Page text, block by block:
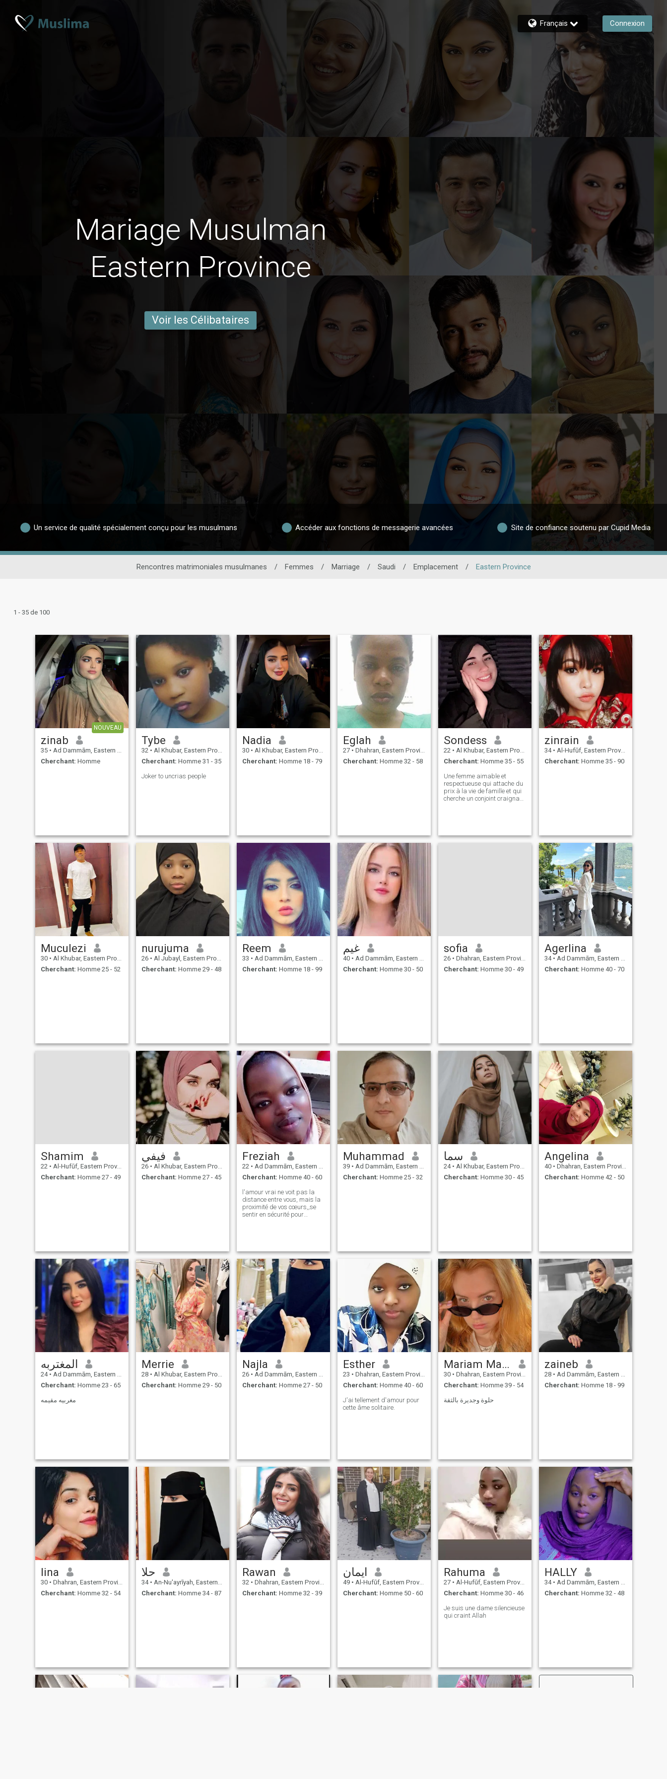
Français Connexion
Mariage Musulman
Eastern Province
Voir les Célibataires
Un service de qualité spécialement conçu pour les musulmans Accéder aux fonctions de messagerie avancées Site de confiance soutenu par Cupid Media
Rencontres matrimoniales musulmanes / Femmes / Marriage / Saudi / Emplacement / Eastern Province
1 - 35 de 100
NOUVEAU
zinab
35 • Ad Dammām, Eastern Province, Arabie Saoudite
Cherchant: Homme
Tybe
32 • Al Khubar, Eastern Province, Arabie Saoudite
Cherchant: Homme 31 - 35
Joker to uncrias people
Nadia
30 • Al Khubar, Eastern Province, Arabie Saoudite
Cherchant: Homme 18 - 79
Eglah
27 • Dhahran, Eastern Province, Arabie Saoudite
Cherchant: Homme 32 - 58
Sondess
22 • Al Khubar, Eastern Province, Arabie Saoudite
Cherchant: Homme 35 - 55
Une femme aimable et
respectueuse qui attache du
prix à la vie de famille et qui
cherche un conjoint craignant
Tunisienne de bonne humeur,
j'apprécie la vie conjugale
zinrain
34 • Al-Hufūf, Eastern Province, Arabie Saoudite
Cherchant: Homme 35 - 90
Muculezi
30 • Al Khubar, Eastern Province, Arabie Saoudite
Cherchant: Homme 25 - 52
nurujuma
26 • Al Jubayl, Eastern Province, Arabie Saoudite
Cherchant: Homme 29 - 48
Reem
33 • Ad Dammām, Eastern Province, Arabie Saoudite
Cherchant: Homme 18 - 99
غيم
40 • Ad Dammām, Eastern Province, Arabie Saoudite
Cherchant: Homme 30 - 50
sofia
26 • Dhahran, Eastern Province, Arabie Saoudite
Cherchant: Homme 30 - 49
Agerlina
34 • Ad Dammām, Eastern Province, Arabie Saoudite
Cherchant: Homme 40 - 70
Shamim
22 • Al-Hufūf, Eastern Province, Arabie Saoudite
Cherchant: Homme 27 - 49
فيفي
26 • Al Khubar, Eastern Province, Arabie Saoudite
Cherchant: Homme 27 - 45
Freziah
22 • Ad Dammām, Eastern Province, Arabie Saoudite
Cherchant: Homme 40 - 60
l'amour vrai ne voit pas la
distance entre vous, mais la
proximité de vos cœurs,,se
sentir en sécurité pour
d'importance mais la chimie
entre vous deux,,, j'aimerais
être près de mon futur
partenaire
Muhammad
39 • Ad Dammām, Eastern Province, Arabie Saoudite
Cherchant: Homme 25 - 32
سما
24 • Al Khubar, Eastern Province, Arabie Saoudite
Cherchant: Homme 30 - 45
Angelina
40 • Dhahran, Eastern Province, Arabie Saoudite
Cherchant: Homme 42 - 50
المغتربه
24 • Ad Dammām, Eastern Province, Arabie Saoudite
Cherchant: Homme 23 - 65
مغربيه مقيمه
Merrie
28 • Al Khubar, Eastern Province, Arabie Saoudite
Cherchant: Homme 29 - 50
Najla
26 • Ad Dammām, Eastern Province, Arabie Saoudite
Cherchant: Homme 27 - 50
Esther
23 • Dhahran, Eastern Province, Arabie Saoudite
Cherchant: Homme 40 - 60
J'ai tellement d'amour pour
cette âme solitaire.
Mariam Mathilda
30 • Dhahran, Eastern Province, Arabie Saoudite
Cherchant: Homme 39 - 54
حلوة وجديرة بالثقة
zaineb
28 • Ad Dammām, Eastern Province, Arabie Saoudite
Cherchant: Homme 18 - 99
lina
30 • Dhahran, Eastern Province, Arabie Saoudite
Cherchant: Homme 32 - 54
حلا
34 • An-Nu'ayrīyah, Eastern Province, Arabie Saoudite
Cherchant: Homme 34 - 87
Rawan
32 • Dhahran, Eastern Province, Arabie Saoudite
Cherchant: Homme 32 - 39
ايمان
49 • Al-Hufūf, Eastern Province, Arabie Saoudite
Cherchant: Homme 50 - 60
Rahuma
27 • Al-Hufūf, Eastern Province, Arabie Saoudite
Cherchant: Homme 30 - 46
Je suis une dame silencieuse
qui craint Allah
HALLY
34 • Ad Dammām, Eastern Province, Arabie Saoudite
Cherchant: Homme 32 - 48